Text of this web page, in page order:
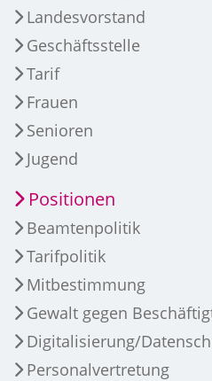
Landesvorstand
Geschäftsstelle
Tarif
Frauen
Senioren
Jugend
Positionen
Beamtenpolitik
Tarifpolitik
Mitbestimmung
Gewalt gegen
Digitalisierung/
Personalvertretung